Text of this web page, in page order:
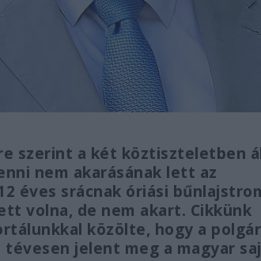
szerint a két köztiszteletben
nem akarásának lett az
éves srácnak óriási
volna, de nem akart. Cikkünk
közölte, hogy a
jelent meg a magyar